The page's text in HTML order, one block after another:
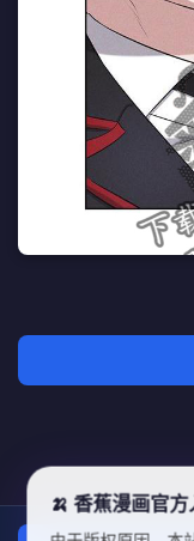
🍌 香蕉漫画官方
由于版权原因，本